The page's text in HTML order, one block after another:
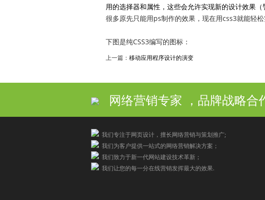
用的选择器和属性，这些会允许实现新的设计效果
很多原先只能用ps制作的效果，现在用css3就能轻
下图是纯CSS3编写的图标：
上一篇： 移动应用程序设计的演变
网络营销专家 ，品牌战略合
我们专注于网页设计，擅长网络营销与策划推广;
我们为客户提供一站式的网络营销解决方案；
我们致力于新一代网站建设技术革新；
我们让您的每一分在线营销发挥最大的效果.